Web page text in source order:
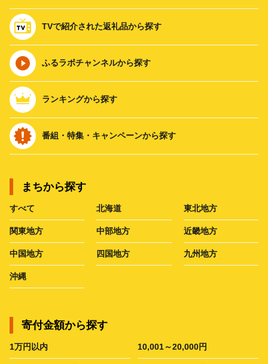
TVで紹介された返礼品から探す
ふるラボチャンネルから探す
ランキングから探す
番組・特集・キャンペーンから探す
まちから探す
すべて 北海道 東北地方
関東地方 中部地方 近畿地方
中国地方 四国地方 九州地方
沖縄
寄付金額から探す
1万円以内 10,001～20,000円